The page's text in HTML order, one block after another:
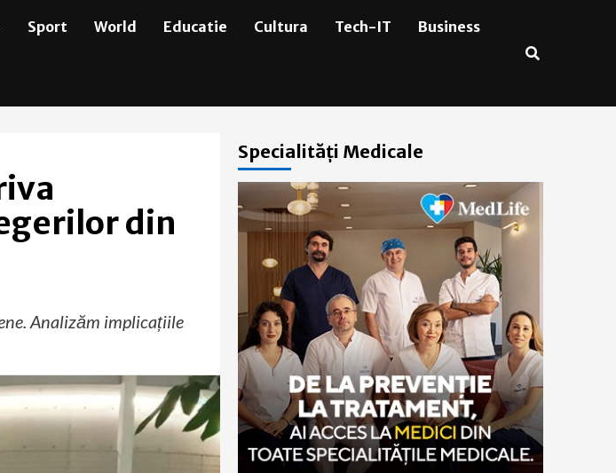
Sport World Educatie Cultura Tech-IT Business
din
Analizăm implicațiile
Specialități Medicale